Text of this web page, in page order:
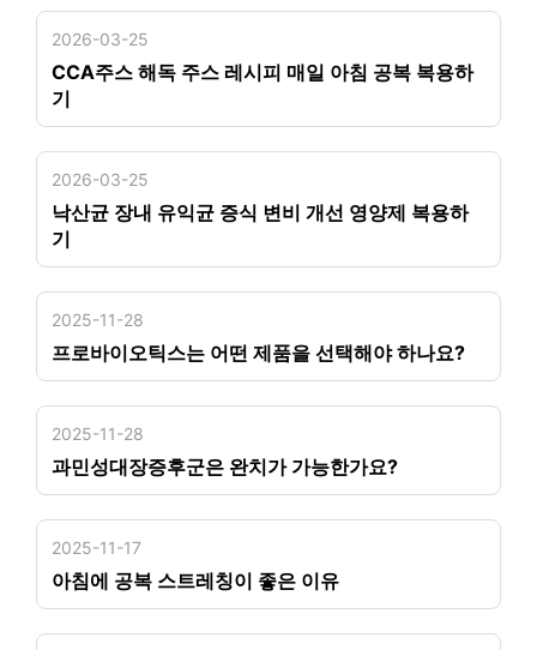
2026-03-25
CCA주스 해독 주스 레시피 매일 아침 공복 복용하
기
2026-03-25
낙산균 장내 유익균 증식 변비 개선 영양제 복용하
기
2025-11-28
프로바이오틱스는 어떤 제품을 선택해야 하나요?
2025-11-28
과민성대장증후군은 완치가 가능한가요?
2025-11-17
아침에 공복 스트레칭이 좋은 이유